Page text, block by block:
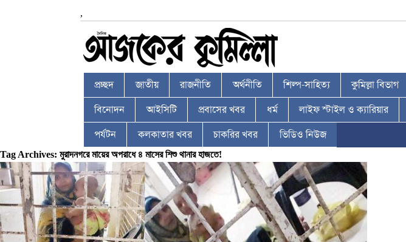
,
প্রচ্ছদ জাতীয় রাজনীতি অর্থনীতি শিল্প-সাহিত্য কুমিল্লা বিভাগ
বিনোদন আইসিটি প্রবাসের খবর ধর্ম লাইফ স্টাইল ও ক্যারিয়ার
পর্যটন কলকাতার খবর চাকরির খবর ভিডিও নিউজ
Tag Archives: মুরাদনগরে মায়ের অপরাধে ৪ মাসের শিশু থানার হাজতে!